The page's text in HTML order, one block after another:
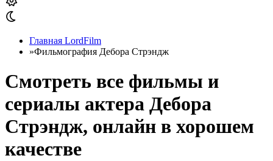
Главная LordFilm
»Фильмография Дебора Стрэндж
Смотреть все фильмы и
сериалы актера Дебора
Стрэндж, онлайн в хорошем
качестве